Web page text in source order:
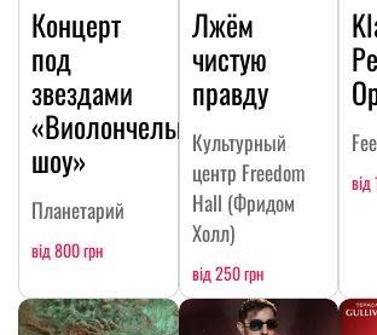
Концерт
под
звездами
«Виолончельное
шоу»
Планетарий
від 800 грн
Лжём
чистую
правду
Культурный
центр Freedom
Hall (Фридом
Холл)
від 250 грн